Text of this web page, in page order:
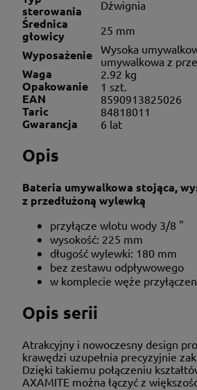
sterowania
Dźwignia
Średnica
głowicy
25 mm
Wyposażenie Wysoka
umywalkowa z
Waga 2.92 kg
Opakowanie 1 szt.
EAN 8590913825026
Taric 84818011
Gwarancja 6 lat
Opis
Bateria umywalkowa stojąca,
z przedłużoną wylewką
przyłącze wlotu wody 3/8 "
wysokość: 225 mm
długość wylewki: 180 mm
bez zestawu odpływowego
w komplecie węże
Opis serii
Atrakcyjny i nowoczesny design
krawędzi uzupełnia precyzyjnie
Dzięki takiemu połączeniu
AXAMITE można łączyć z